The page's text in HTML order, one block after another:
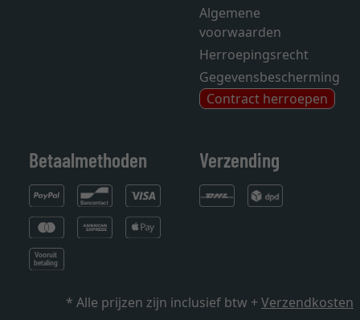
Algemene
voorwaarden
Herroepingsrecht
Gegevensbescherming
Contract herroepen
Betaalmethoden Verzending
* Alle prijzen zijn inclusief btw +Verzendkosten